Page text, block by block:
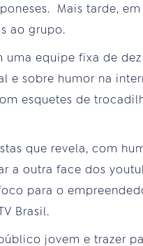
Mais tarde, em
ao grupo.
equipe fixa de
e sobre humor na
esquetes de
que revela, com
a outra face dos
para o
Brasil.
jovem e trazer